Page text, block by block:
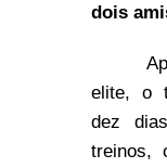
dois
elite, o
dez
treinos,